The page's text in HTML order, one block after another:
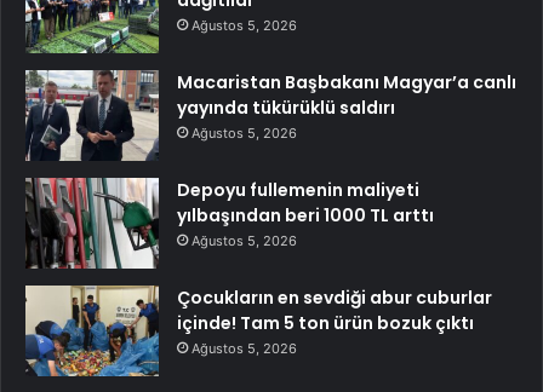
Ağustos 5, 2026
Macaristan Başbakanı Magyar’a canlı
yayında tükürüklü saldırı
Ağustos 5, 2026
Depoyu fullemenin maliyeti
yılbaşından beri 1000 TL arttı
Ağustos 5, 2026
Çocukların en sevdiği abur cuburlar
içinde! Tam 5 ton ürün bozuk çıktı
Ağustos 5, 2026